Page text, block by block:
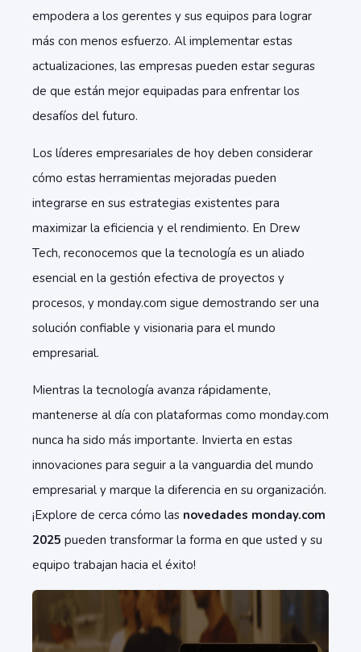
empodera a los gerentes y sus equipos para lograr
más con menos esfuerzo. Al implementar estas
actualizaciones, las empresas pueden estar seguras
de que están mejor equipadas para enfrentar los
desafíos del futuro.
Los líderes empresariales de hoy deben considerar
cómo estas herramientas mejoradas pueden
integrarse en sus estrategias existentes para
maximizar la eficiencia y el rendimiento. En Drew
Tech, reconocemos que la tecnología es un aliado
esencial en la gestión efectiva de proyectos y
procesos, y monday.com sigue demostrando ser una
solución confiable y visionaria para el mundo
empresarial.
Mientras la tecnología avanza rápidamente,
mantenerse al día con plataformas como monday.com
nunca ha sido más importante. Invierta en estas
innovaciones para seguir a la vanguardia del mundo
empresarial y marque la diferencia en su organización.
¡Explore de cerca cómo las novedades monday.com
2025 pueden transformar la forma en que usted y su
equipo trabajan hacia el éxito!